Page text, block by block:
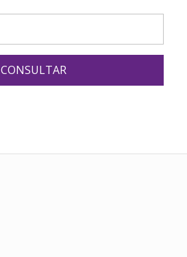
CONSULTAR